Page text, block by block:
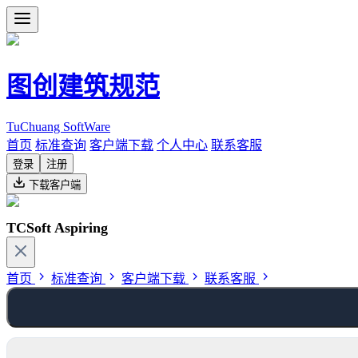
图创建筑规范
TuChuang SoftWare
首页 标准查询 客户端下载 个人中心 联系客服
登录
注册
下载客户端
TCSoft Aspiring
首页 标准查询 客户端下载 联系客服